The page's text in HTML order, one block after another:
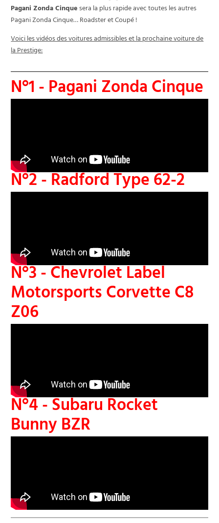
Pagani Zonda Cinquesera la plus rapide avec toutes les autres
Pagani Zonda Cinque… Roadster et Coupé !
Voici les vidéos des voitures admissibles et la prochaine voiture de
la Prestige:
N°1 - Pagani Zonda Cinque
N°2 - Radford Type 62-2
N°3 - Chevrolet Label
Motorsports Corvette C8
Z06
N°4 - Subaru Rocket
Bunny BZR